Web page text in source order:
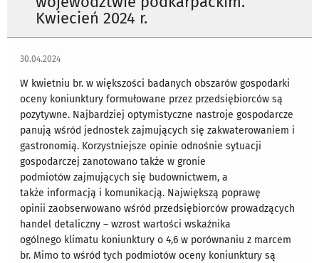
Kwiecień 2024 r.
30.04.2024
W kwietniu br. w większości badanych obszarów gospodarki
oceny koniunktury formułowane przez przedsiębiorców są
pozytywne. Najbardziej optymistyczne nastroje gospodarcze
panują wśród jednostek zajmujących się zakwaterowaniem i
gastronomią. Korzystniejsze opinie odnośnie sytuacji
gospodarczej zanotowano także w gronie
podmiotów zajmujących się budownictwem, a
także informacją i komunikacją. Największą poprawę
opinii zaobserwowano wśród przedsiębiorców prowadzących
handel detaliczny – wzrost wartości wskaźnika
ogólnego klimatu koniunktury o 4,6 w porównaniu z marcem
br. Mimo to wśród tych podmiotów oceny koniunktury są